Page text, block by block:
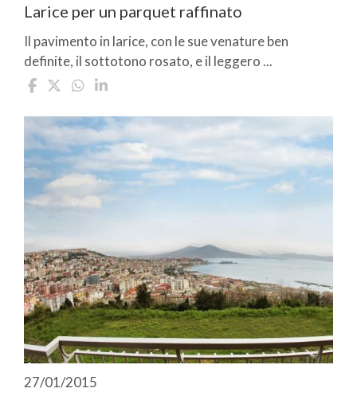
Larice per un parquet raffinato
Il pavimento in larice, con le sue venature ben
definite, il sottotono rosato, e il leggero ...
27/01/2015